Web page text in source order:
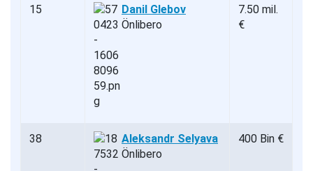
15
Danil Glebov
Önlibero
7.50 mil.
€
38
Aleksandr Selyava
Önlibero
400 Bin €